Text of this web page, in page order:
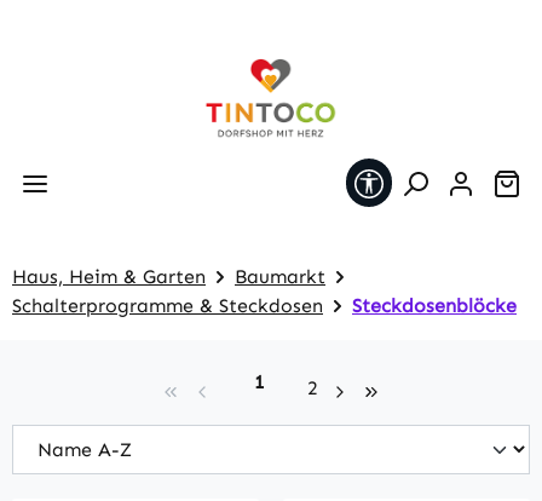
Werkzeugleiste
Haus, Heim & Garten
Baumarkt
Schalterprogramme & Steckdosen
Steckdosenblöcke
Seite
1 Seite
2